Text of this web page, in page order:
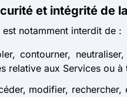
et intégrité de
est notamment interdit de :
contourner,
relative aux Services ou
modifier,